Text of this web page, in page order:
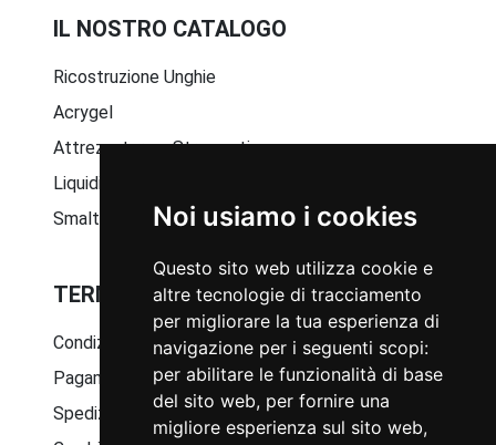
Noi usiamo i cookies
Questo sito web utilizza cookie e
altre tecnologie di tracciamento
per migliorare la tua esperienza di
navigazione per i seguenti scopi:
per abilitare le funzionalità di base
del sito web, per fornire una
migliore esperienza sul sito web,
IL NOSTRO CATALOGO
Ricostruzione Unghie
Acrygel
Attrezzature e Strumenti
Liquidi e Solventi
Smalto Semipermanente
TERMINI E CONDIZIONI GENERALI
Condizioni generali di vendita
Pagamenti disponibili
Spedizione ed imballaggio